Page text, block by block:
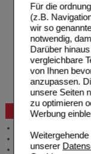
Für die
(z.B.
wir so
notwendig,
Darüber
vergleichbare
von Ihnen
anzupassen.
unsere Seiten
zu optimieren
Werbung
unserer
Beratung und Service
Produktberatung
Meldung